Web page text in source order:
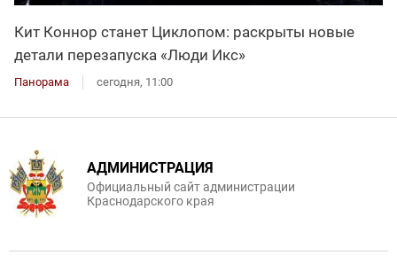
Кит Коннор станет Циклопом: раскрыты новые
детали перезапуска «Люди Икс»
Панорама сегодня, 11:00
АДМИНИСТРАЦИЯ
Официальный сайт администрации
Краснодарского края